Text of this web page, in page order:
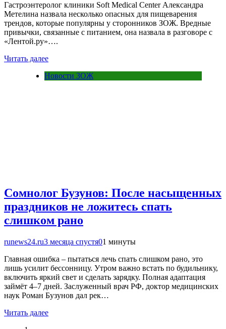
Гастроэнтеролог клиники Soft Medical Center Александра
Метелина назвала несколько опасных для пищеварения
трендов, которые популярны у сторонников ЗОЖ. Вредные
привычки, связанные с питанием, она назвала в разговоре с
«Лентой.ру»….
Читать далее
Новости ЗОЖ
Сомнолог Бузунов: После насыщенных
праздников не ложитесь спать
слишком рано
runews24.ru3 месяца спустя01 минуты
Главная ошибка – пытаться лечь спать слишком рано, это
лишь усилит бессонницу. Утром важно встать по будильнику,
включить яркий свет и сделать зарядку. Полная адаптация
займёт 4–7 дней. Заслуженный врач РФ, доктор медицинских
наук Роман Бузунов дал рек…
Читать далее